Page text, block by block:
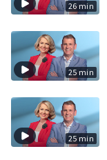
26 min
25 min
25 min